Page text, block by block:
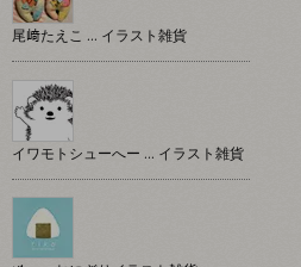
尾﨑たえこ … イラスト雑貨
イワモトシューへー … イラスト雑貨